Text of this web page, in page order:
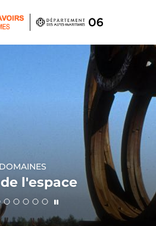
DOMAINES
l'espace
DOMAINES
DOMAINES
DOMAINES
DOMAINES
DOMAINES